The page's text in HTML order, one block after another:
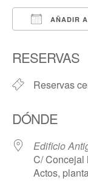
AÑADIR
RESERVAS
Reservas
DÓNDE
Edificio
C/ Concejal
Actos,